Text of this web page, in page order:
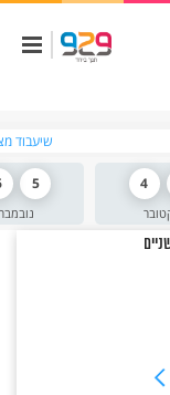
שיעבוד
4
נובמבר
5